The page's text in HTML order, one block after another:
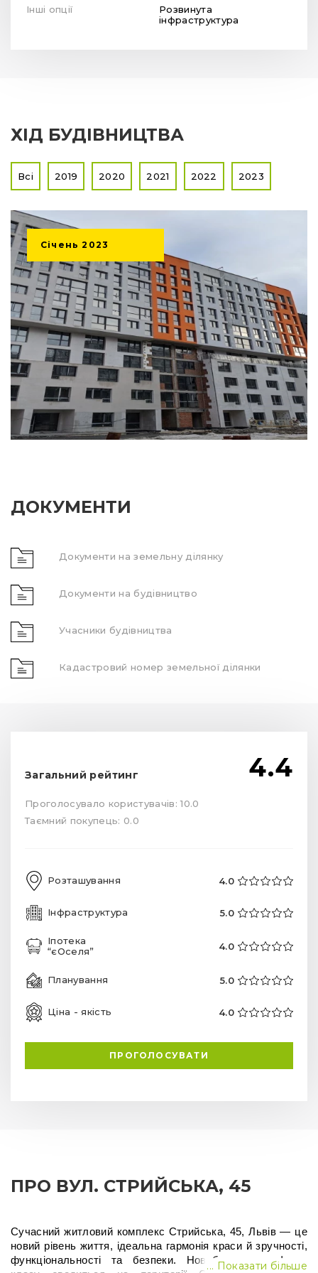
Інші опції
Розвинута
інфраструктура
ХІД БУДІВНИЦТВА
Всі 2019 2020 2021 2022 2023
Січень 2023
ДОКУМЕНТИ
Документи на земельну ділянку
Документи на будівництво
Учасники будівництва
Кадастровий номер земельної ділянки
Загальний рейтинг 4.4
Проголосувало користувачів: 10.0
Таємний покупець: 0.0
Розташування 4.0
Інфраструктура 5.0
Іпотека
“єОселя”
4.0
Планування 5.0
Ціна - якість 4.0
ПРОГОЛОСУВАТИ
ПРО ВУЛ. СТРИЙСЬКА, 45
Сучасний житловий комплекс Стрийська, 45, Львів — це
новий рівень життя, ідеальна гармонія краси й зручності,
функціональності та безпеки. Новобудова
комфорт-
... Показати більше